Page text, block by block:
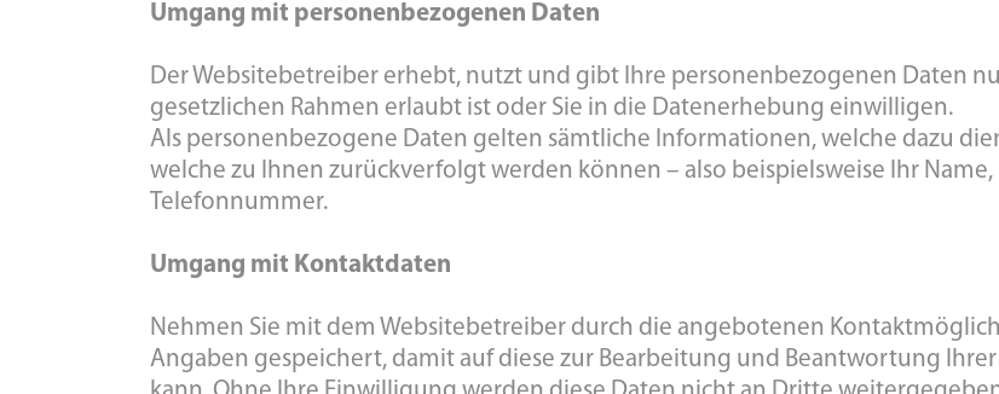
Umgang mit personenbezogenen Daten
Der Websitebetreiber erhebt, nutzt und gibt Ihre personenbezogenen Daten
gesetzlichen Rahmen erlaubt ist oder Sie in die Datenerhebung einwilligen.
Als personenbezogene Daten gelten sämtliche Informationen, welche dazu
welche zu Ihnen zurückverfolgt werden können – also beispielsweise Ihr Name,
Telefonnummer.
Umgang mit Kontaktdaten
Nehmen Sie mit dem Websitebetreiber durch die angebotenen
Angaben gespeichert, damit auf diese zur Bearbeitung und Beantwortung